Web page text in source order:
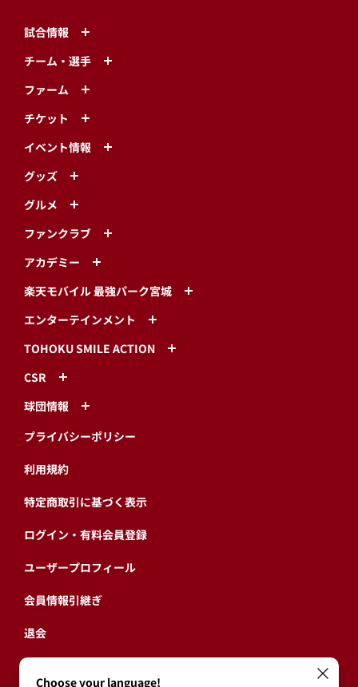
試合情報
チーム・選手
ファーム
チケット
イベント情報
グッズ
グルメ
ファンクラブ
アカデミー
楽天モバイル 最強パーク宮城
エンターテインメント
TOHOKU SMILE ACTION
CSR
球団情報
プライバシーポリシー
利用規約
特定商取引に基づく表示
ログイン・有料会員登録
ユーザープロフィール
会員情報引継ぎ
退会